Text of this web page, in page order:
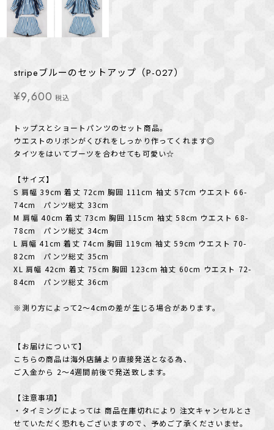
stripeブルーのセットアップ（P-027）
¥9,600 税込
トップスとショートパンツのセット商品。
ウエストのリボンがくびれをしっかり作ってくれます◎
タイツをはいてブーツを合わせても可愛い☆
【サイズ】
S 肩幅 39cm 着丈 72cm 胸囲 111cm 袖丈 57cm ウエスト 66-
74cm パンツ総丈 33cm
M 肩幅 40cm 着丈 73cm 胸囲 115cm 袖丈 58cm ウエスト 68-
78cm パンツ総丈 34cm
L 肩幅 41cm 着丈 74cm 胸囲 119cm 袖丈 59cm ウエスト 70-
82cm パンツ総丈 35cm
XL 肩幅 42cm 着丈 75cm 胸囲 123cm 袖丈 60cm ウエスト 72-
84cm パンツ総丈 36cm
※測り方によって2〜4cmの差が生じる場合があります。
【お届けについて】
こちらの商品は海外店舗より直接発送となる為、
ご入金から 2〜4週間前後で発送致します。
【注意事項】
・タイミングによっては 商品在庫切れにより 注文キャンセルとさ
せていただく恐れもございますので、予めご了承くださいませ。